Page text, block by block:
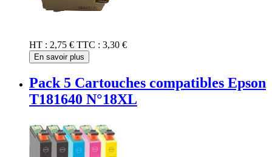
HT : 2,75 € TTC : 3,30 €
En savoir plus
Pack 5 Cartouches compatibles Epson
T181640 N°18XL